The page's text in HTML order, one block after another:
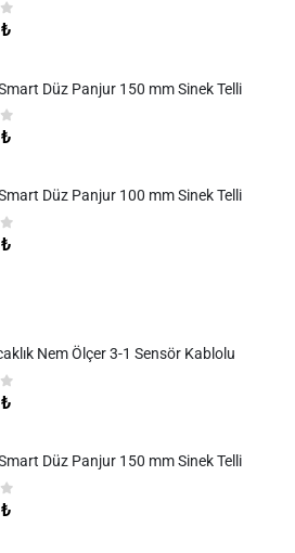
₺
Düz Panjur 150 mm Sinek Telli
₺
Düz Panjur 100 mm Sinek Telli
₺
Nem Ölçer 3-1 Sensör Kablolu
₺
Düz Panjur 150 mm Sinek Telli
₺